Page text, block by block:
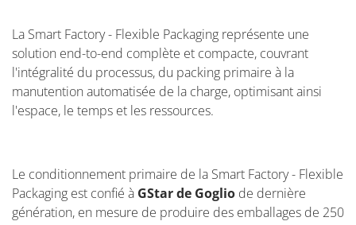
La Smart Factory - Flexible Packaging représente une
solution end-to-end complète et compacte, couvrant
l'intégralité du processus, du packing primaire à la
manutention automatisée de la charge, optimisant ainsi
l'espace, le temps et les ressources.
Le conditionnement primaire de la Smart Factory - Flexible
Packaging est confié à GStarde Goglio de dernière
génération, en mesure de produire des emballages de 250